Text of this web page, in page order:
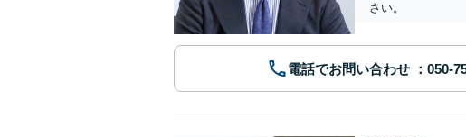
さい。
電話でお問い合わせ